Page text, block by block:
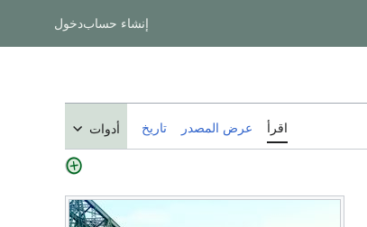
إنشاء حسابدخول
اقرأ عرض المصدر تاريخ أدوات